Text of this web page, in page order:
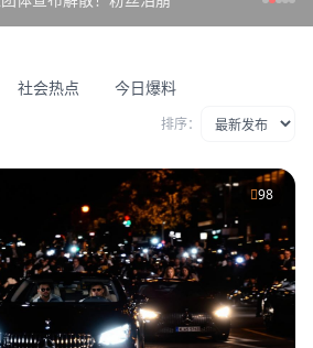
社会热点 今日爆料
排序：
98